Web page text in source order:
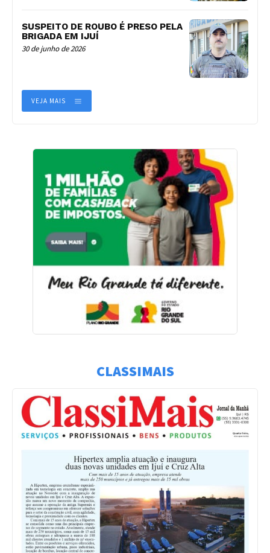
SUSPEITO DE ROUBO É PRESO PELA
BRIGADA EM IJUÍ
30 de junho de 2026
VEJA MAIS
CLASSIMAIS